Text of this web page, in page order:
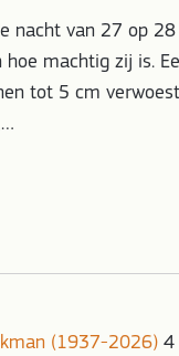
nacht van 27 op
hoe machtig zij is.
tot 5 cm
(1937-2026) 4